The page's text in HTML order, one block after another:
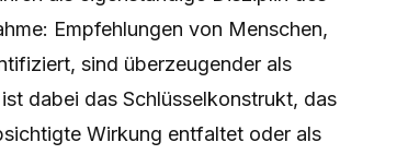
Empfehlungen von Menschen,
sind überzeugender als
dabei das Schlüsselkonstrukt, das
Wirkung entfaltet oder als